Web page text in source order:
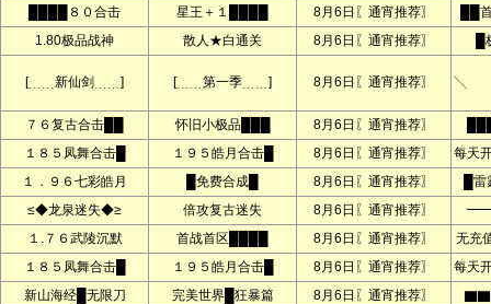
████８０合击
星王＋１████ 8月6日〖通宵推荐〗
██
1.80极品战神
散人★白通关 8月6日〖通宵推荐〗
[﹍﹍新仙剑﹍﹍] [﹍﹍第一季﹍﹍] 8月6日〖通宵推荐〗 ╲
７６复古合击██ 怀旧小极品███ 8月6日〖通宵推荐〗
１８５凤舞合击█
１９５皓月合击█ 8月6日〖通宵推荐〗
每天
１．９６七彩皓月
█免费合成█ 8月6日〖通宵推荐〗
█
≤◆龙泉迷失◆≥
倍攻复古迷失 8月6日〖通宵推荐〗
━━
１.７６武陵沉默
首战首区████ 8月6日〖通宵推荐〗
无充
１８５凤舞合击█
１９５皓月合击█ 8月6日〖通宵推荐〗
每天
新山海经█无限刀
完美世界█狂暴篇 8月6日〖通宵推荐〗